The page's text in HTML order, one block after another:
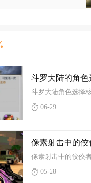
06-29
05-28